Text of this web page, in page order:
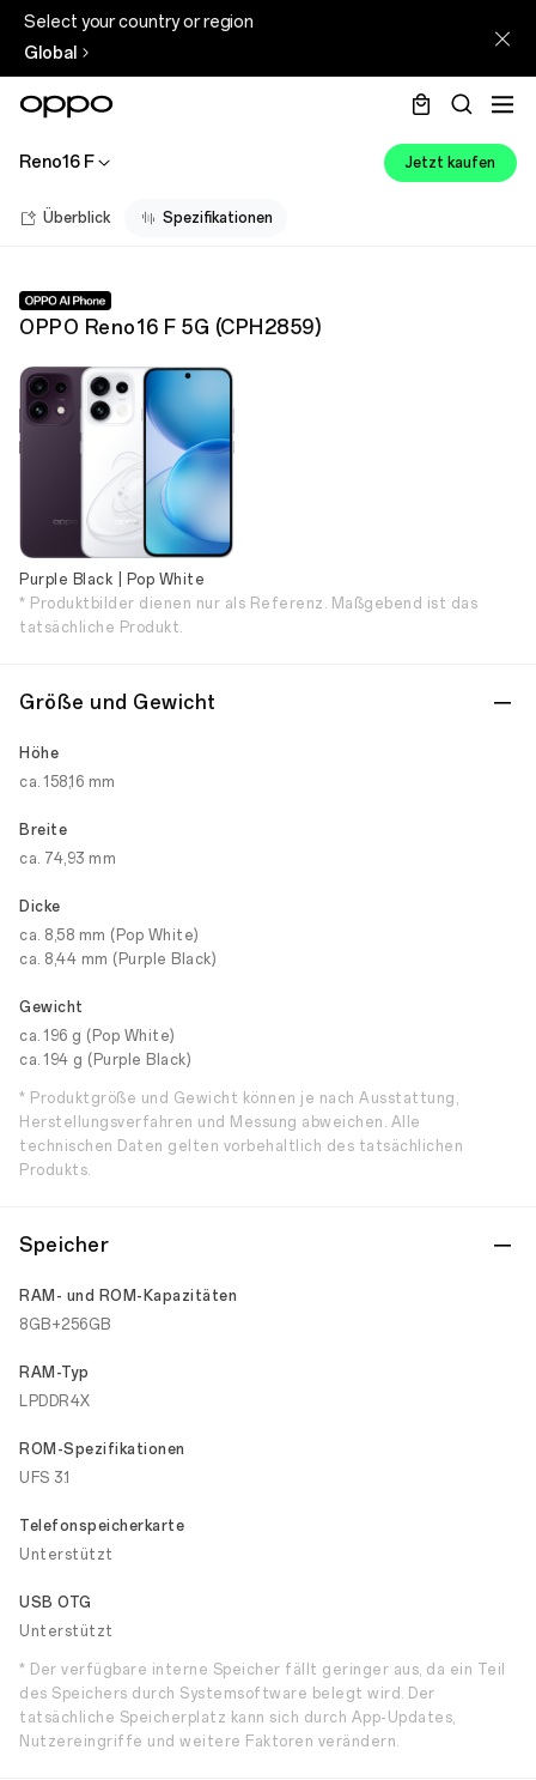
Select your country or region
Global
Reno16 F Jetzt kaufen
Überblick Spezifikationen
OPPO Reno16 F 5G (CPH2859)
Purple Black | Pop White
* Produktbilder dienen nur als Referenz. Maßgebend ist das
tatsächliche Produkt.
Größe und Gewicht
Höhe
ca. 158,16 mm
Breite
ca. 74,93 mm
Dicke
ca. 8,58 mm (Pop White)
ca. 8,44 mm (Purple Black)
Gewicht
ca. 196 g (Pop White)
ca. 194 g (Purple Black)
* Produktgröße und Gewicht können je nach Ausstattung,
Herstellungsverfahren und Messung abweichen. Alle
technischen Daten gelten vorbehaltlich des tatsächlichen
Produkts.
Speicher
RAM- und ROM-Kapazitäten
8GB+256GB
RAM-Typ
LPDDR4X
ROM-Spezifikationen
UFS 3.1
Telefonspeicherkarte
Unterstützt
USB OTG
Unterstützt
* Der verfügbare interne Speicher fällt geringer aus, da ein Teil
des Speichers durch Systemsoftware belegt wird. Der
tatsächliche Speicherplatz kann sich durch App-Updates,
Nutzereingriffe und weitere Faktoren verändern.